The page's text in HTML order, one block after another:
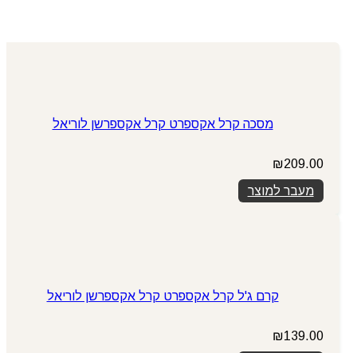
מסכה קרל אקספרט קרל אקספרשן לוריאל
₪209.00
מעבר למוצר
קרם ג'ל קרל אקספרט קרל אקספרשן לוריאל
₪139.00